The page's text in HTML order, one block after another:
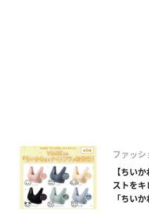
ファッシ
【ちい
ストをキ
「ちい